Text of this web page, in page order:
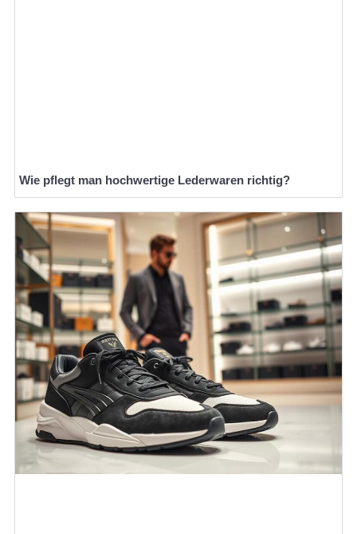
Wie pflegt man hochwertige Lederwaren richtig?